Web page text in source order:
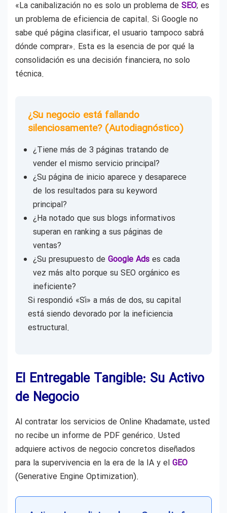
«La canibalización no es solo un problema de SEO; es
un problema de eficiencia de capital. Si Google no
sabe qué página clasificar, el usuario tampoco sabrá
dónde comprar». Esta es la esencia de por qué la
consolidación es una decisión financiera, no solo
técnica.
¿Su negocio está fallando
silenciosamente? (Autodiagnóstico)
¿Tiene más de 3 páginas tratando de
vender el mismo servicio principal?
¿Su página de inicio aparece y desaparece
de los resultados para su keyword
principal?
¿Ha notado que sus blogs informativos
superan en ranking a sus páginas de
ventas?
¿Su presupuesto de Google Ads es cada
vez más alto porque su SEO orgánico es
ineficiente?
Si respondió «Sí» a más de dos, su capital
está siendo devorado por la ineficiencia
estructural.
El Entregable Tangible: Su Activo
de Negocio
Al contratar los servicios de Online Khadamate, usted
no recibe un informe de PDF genérico. Usted
adquiere activos de negocio concretos diseñados
para la supervivencia en la era de la IA y el GEO
(Generative Engine Optimization).